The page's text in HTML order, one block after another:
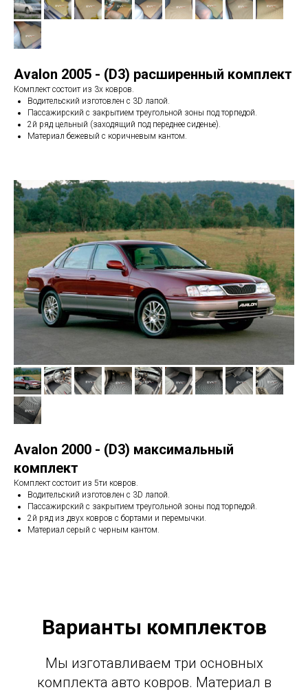
Avalon 2005 - (D3) расширенный комплект
Комплект состоит из 3х ковров.
Водительский изготовлен с 3D лапой.
Пассажирский с закрытием треугольной зоны под торпедой.
2й ряд цельный (заходящий под переднее сиденье).
Материал бежевый с коричневым кантом.
Avalon 2000 - (D3) максимальный
комплект
Комплект состоит из 5ти ковров.
Водительский изготовлен с 3D лапой.
Пассажирский с закрытием треугольной зоны под торпедой.
2й ряд из двух ковров с бортами и перемычки.
Материал серый с черным кантом.
Варианты комплектов
Мы изготавливаем три основных
комплекта авто ковров. Материал в